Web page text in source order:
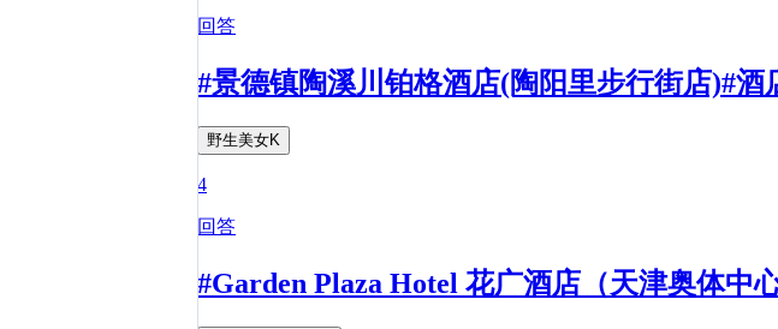
回答
#景德镇陶溪川铂格酒店(陶阳里步行街店)#
野生美女K
4
回答
#Garden Plaza Hotel 花广酒店（天津奥体中